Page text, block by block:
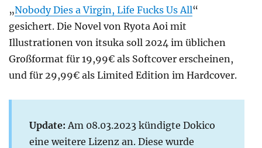
„Nobody Dies a Virgin, Life Fucks Us All“
gesichert. Die Novel von Ryota Aoi mit
Illustrationen von itsuka soll 2024 im üblichen
Großformat für 19,99€ als Softcover erscheinen,
und für 29,99€ als Limited Edition im Hardcover.
Update: Am 08.03.2023 kündigte Dokico
eine weitere Lizenz an. Diese wurde